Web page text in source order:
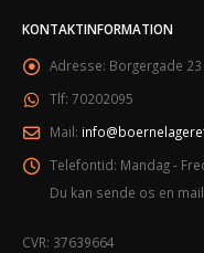
KONTAKTINFORMATION
Adresse: Borgergade
Tlf: 70202095
Mail:
Telefontid: Mandag -
Du kan sende os en
CVR: 37639664